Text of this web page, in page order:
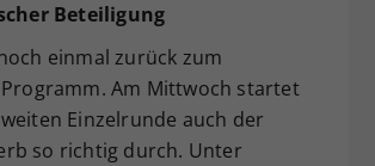
Beteiligung
einmal zurück zum
Am Mittwoch startet
Einzelrunde auch der
so richtig durch. Unter